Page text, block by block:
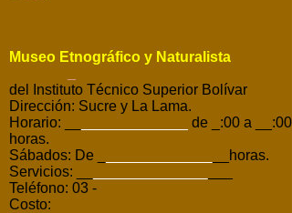
Museo Etnográfico y Naturalista
del Instituto Técnico Superior Bolívar
Dirección: Sucre y La Lama.
Horario: __
de _:00 a __:00
horas.
Sábados: De _
__horas.
Servicios: __
Teléfono: 03 -
Costo: